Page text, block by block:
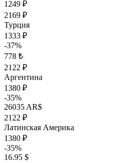
1249 ₽
2169 ₽
Турция
1333 ₽
-37%
778 ₺
2122 ₽
Аргентина
1380 ₽
-35%
26035 AR$
2122 ₽
Латинская Америка
1380 ₽
-35%
16.95 $